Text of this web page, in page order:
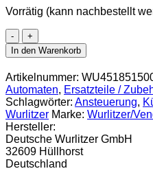
Vorrätig (kann nachbestellt
Kühlungsansteuerung
Model
W750-
1000
Menge
In den Warenkorb
Artikelnummer:
Automaten, Ersatzteile /
Schlagwörter: Ansteuerung,
Wurlitzer Marke: Wurlitzer/
Hersteller:
Deutsche Wurlitzer GmbH
32609 Hüllhorst
Deutschland